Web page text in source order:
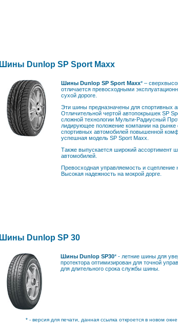
Шины Dunlop SP Sport Maxx
Шины Dunlop SP Sport Maxx* –
отличается превосходными
сухой дороге.
Эти шины предназначены для спортивных
Отличительной чертой автопокрышек SP
сложной технологии Мульти-Радиусный
лидирующее положение компании на
спортивных автомобилей повышенной
успешная модель SP Sport Maxx.
Также выпускается широкий ассортимент
автомобилей.
Превосходная управляемость и сцепление
Высокая надежность на мокрой дорге.
Шины Dunlop SP 30
Шины Dunlop SP30* - летние шины для
протектора оптимизирован для точной
для длительного срока службы шины.
* - версия для печати, данная ссылка откроется в новом окне .